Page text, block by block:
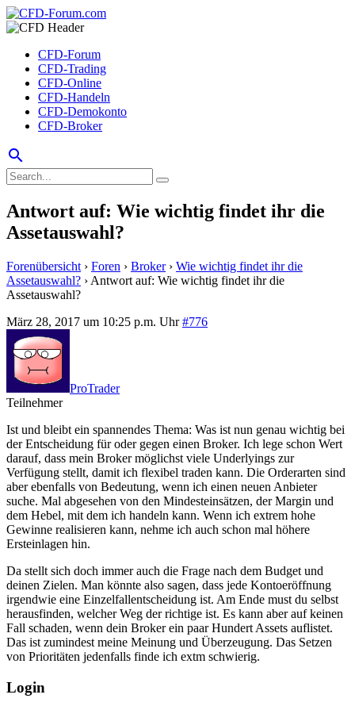
CFD-Forum
CFD-Trading
CFD-Online
CFD-Handeln
CFD-Demokonto
CFD-Broker
search
Antwort auf: Wie wichtig findet ihr die
Assetauswahl?
Forenübersicht › Foren › Broker › Wie wichtig findet ihr die
Assetauswahl? › Antwort auf: Wie wichtig findet ihr die
Assetauswahl?
März 28, 2017 um 10:25 p.m. Uhr #776
ProTrader
Teilnehmer
Ist und bleibt ein spannendes Thema: Was ist nun genau wichtig bei
der Entscheidung für oder gegen einen Broker. Ich lege schon Wert
darauf, dass mein Broker möglichst viele Underlyings zur
Verfügung stellt, damit ich flexibel traden kann. Die Orderarten sind
aber ebenfalls von Bedeutung, wenn ich einen neuen Anbieter
suche. Mal abgesehen von den Mindesteinsätzen, der Margin und
dem Hebel, mit dem ich handeln kann. Wenn ich extrem hohe
Gewinne realisieren kann, nehme ich auch schon mal höhere
Ersteinlagen hin.
Da stellt sich doch immer auch die Frage nach dem Budget und
deinen Zielen. Man könnte also sagen, dass jede Kontoeröffnung
irgendwie eine Einzelfallentscheidung ist. Am Ende must du selbst
herausfinden, welcher Weg der richtige ist. Es kann aber auf keinen
Fall schaden, wenn dein Broker ein paar Hundert Assets auflistet.
Das ist zumindest meine Meinung und Überzeugung. Das Setzen
von Prioritäten jedenfalls finde ich extm schwierig.
Login